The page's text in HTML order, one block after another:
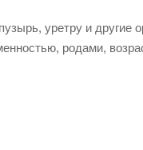
уретру и другие
родами,